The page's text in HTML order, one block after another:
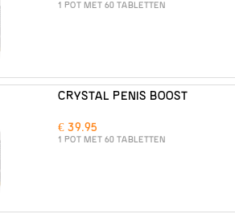
1 POT MET 60 TABLETTEN
CRYSTAL PENIS BOOST
€ 39.95
1 POT MET 60 TABLETTEN